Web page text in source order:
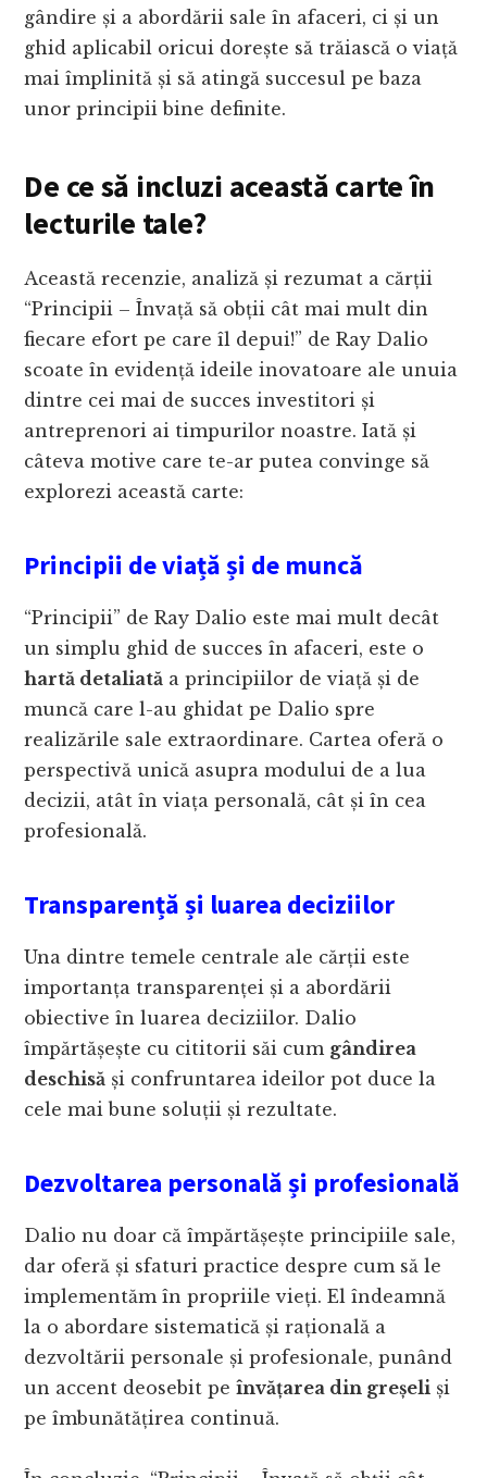
gândire și a abordării sale în afaceri, ci și un
ghid aplicabil oricui dorește să trăiască o viață
mai împlinită și să atingă succesul pe baza
unor principii bine definite.
De ce să incluzi această carte în
lecturile tale?
Această recenzie, analiză și rezumat a cărții
“Principii – Învață să obții cât mai mult din
fiecare efort pe care îl depui!” de Ray Dalio
scoate în evidență ideile inovatoare ale unuia
dintre cei mai de succes investitori și
antreprenori ai timpurilor noastre. Iată și
câteva motive care te-ar putea convinge să
explorezi această carte:
Principii de viață și de muncă
“Principii” de Ray Dalio este mai mult decât
un simplu ghid de succes în afaceri, este o
hartă detaliată a principiilor de viață și de
muncă care l-au ghidat pe Dalio spre
realizările sale extraordinare. Cartea oferă o
perspectivă unică asupra modului de a lua
decizii, atât în viața personală, cât și în cea
profesională.
Transparență și luarea deciziilor
Una dintre temele centrale ale cărții este
importanța transparenței și a abordării
obiective în luarea deciziilor. Dalio
împărtășește cu cititorii săi cum gândirea
deschisă și confruntarea ideilor pot duce la
cele mai bune soluții și rezultate.
Dezvoltarea personală și profesională
Dalio nu doar că împărtășește principiile sale,
dar oferă și sfaturi practice despre cum să le
implementăm în propriile vieți. El îndeamnă
la o abordare sistematică și rațională a
dezvoltării personale și profesionale, punând
un accent deosebit peînvățarea din greșeli și
pe îmbunătățirea continuă.